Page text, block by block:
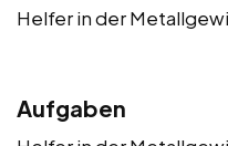
Helfer in der
Aufgaben